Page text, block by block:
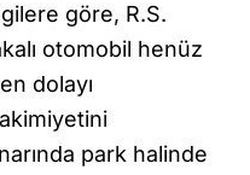
göre, R.S.
otomobil henüz
dolayı
park halinde